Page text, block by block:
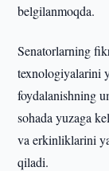
belgilanmoqda.
Senatorlarning
texnologiyalarini
foydalanishning
sohada yuzaga
va erkinliklarini
qiladi.